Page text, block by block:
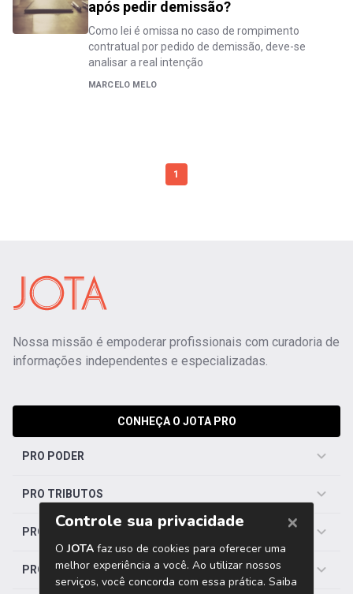
após pedir demissão?
Como lei é omissa no caso de rompimento
contratual por pedido de demissão, deve-se
analisar a real intenção
MARCELO MELO
1
Nossa missão é empoderar profissionais com curadoria de
informações independentes e especializadas.
CONHEÇA O JOTA PRO
PRO PODER
PRO TRIBUTOS
PRO TRABALHISTA
PRO SAÚDE